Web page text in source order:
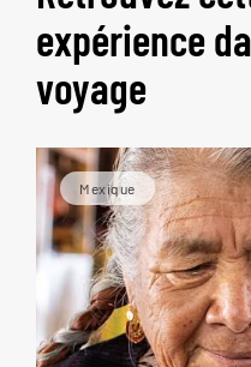
expérience
voyage
Mexique